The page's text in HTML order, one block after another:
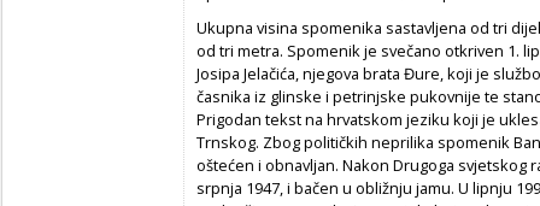
Ukupna visina spomenika sastavljena od tri
od tri metra. Spomenik je svečano otkriven 1.
Josipa Jelačića, njegova brata Đure, koji je
časnika iz glinske i petrinjske pukovnije te
Prigodan tekst na hrvatskom jeziku koji je
Trnskog. Zbog političkih neprilika spomenik
oštećen i obnavljan. Nakon Drugoga svjetskog
srpnja 1947, i bačen u obližnju jamu. U lipnju